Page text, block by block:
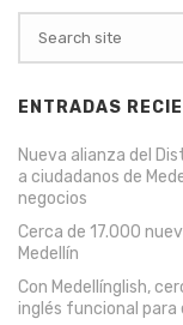
ENTRADAS
Nueva alianza del
a ciudadanos de
negocios
Cerca de 17.000
Medellín
Con Medellínglish,
inglés funcional para